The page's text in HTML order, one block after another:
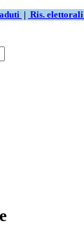
| Ris. elettorali